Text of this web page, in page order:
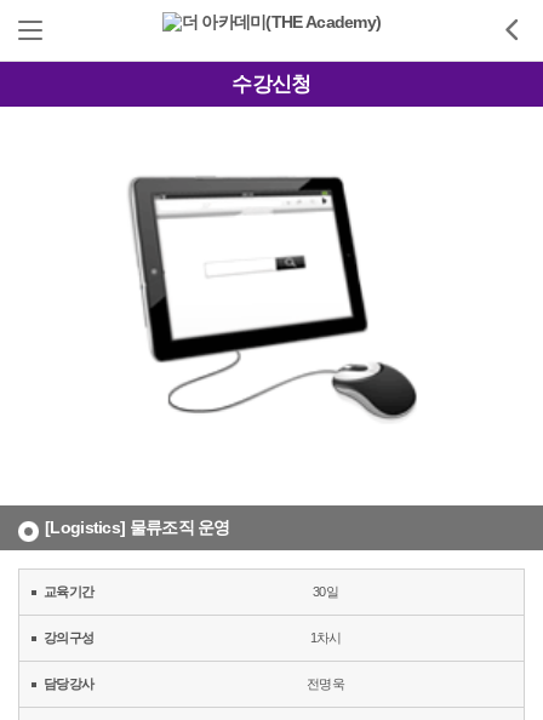
수강신청
[Logistics] 물류조직 운영
교육기간 30일
강의구성 1차시
담당강사 전명욱